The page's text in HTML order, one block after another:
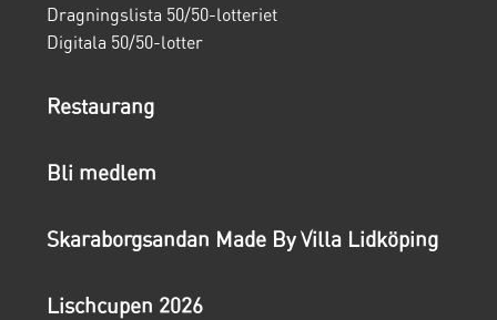
Dragningslista 50/50-lotteriet
Digitala 50/50-lotter
Restaurang
Bli medlem
Skaraborgsandan Made By Villa Lidköping
Lischcupen 2026